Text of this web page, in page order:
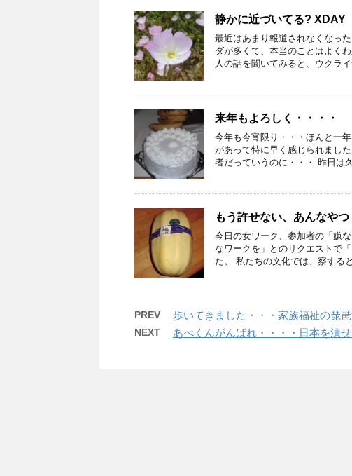
静かに近づいてる? XDAY
最近はあまり報道されなくなっ
ダが多くて、本当のことはよく
人の話を聞いてみると、ウクラ
来年もよろしく・・・・
今年も今宵限り・・・ほんと一
があって特に早く感じられまし
者だっていうのに・・・ 昨日は
もう許せない、あんなやつ
今日の女ワーク、参加者の「嫌
なワークを」とのリクエストで
た。 私たちの文化では、察する
PREV 歩いてきました・・・家族福祉の琵
NEXT あべくんがんばれ・・・・日本を潰